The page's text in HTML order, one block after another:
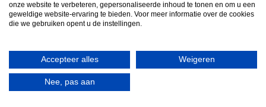
van de groepen 3 t/m 8 van harte welkom in de groep
van hun kind(eren). Die ochtend volgt u samen met uw
onze website te verbeteren, gepersonaliseerde inhoud te tonen en om u een
geweldige website-ervaring te bieden. Voor meer informatie over de cookies
die we gebruiken opent u de instellingen.
Accepteer alles Weigeren
Nee, pas aan